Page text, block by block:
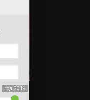
год 2019